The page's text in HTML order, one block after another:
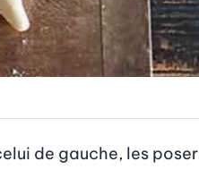
de gauche, les poser